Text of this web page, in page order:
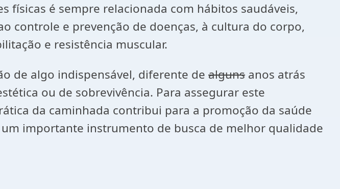
físicas é sempre relacionada com hábitos saudáveis,
controle e prevenção de doenças, à cultura do corpo,
e resistência muscular.
de algo indispensável, diferente de alguns anos atrás
ou de sobrevivência. Para assegurar este
da caminhada contribui para a promoção da saúde
importante instrumento de busca de melhor qualidade